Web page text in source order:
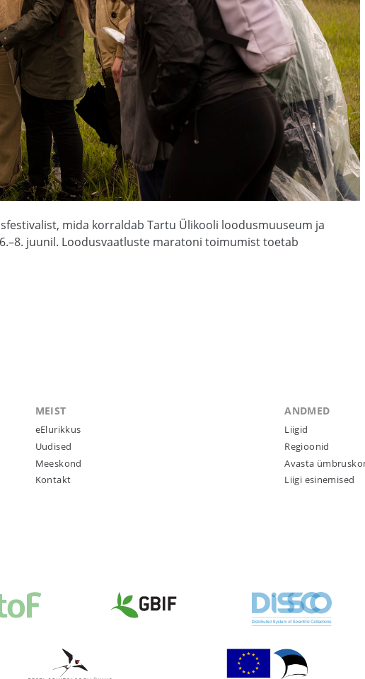
mida korraldab Tartu Ülikooli loodusmuuseum ja
juunil. Loodusvaatluste maratoni toimumist toetab
MEIST
eElurikkus
Uudised
Meeskond
Kontakt
ANDMED
Liigid
Regioonid
Avasta
Liigi esinemised